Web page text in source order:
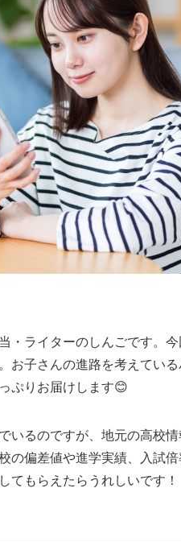
・ライターのしんごです。
お子さんの進路を考えてい
ぷりお届けします😊
いるのですが、地元の高校
の偏差値や進学実績、入試
てもらえたらうれしいです！